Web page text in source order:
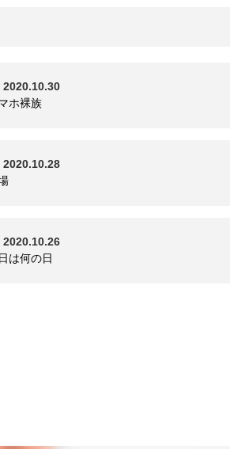
2020.10.30
ホ裸族
2020.10.28
2020.10.26
は何の日